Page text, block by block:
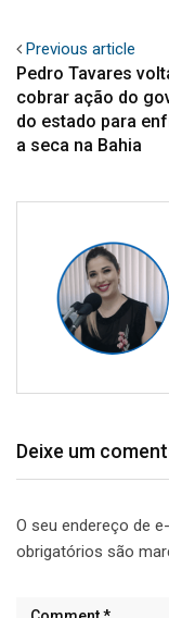
Previous article
Pedro Tavares
cobrar ação do
do estado para
a seca na Bahia
Deixe um
O seu endereço de
obrigatórios são